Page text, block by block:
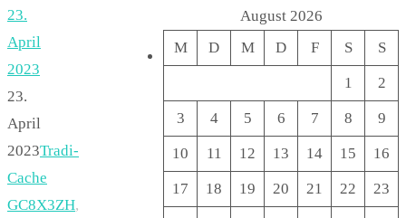
23.
April
2023
23.
April
2023Tradi-
Cache
GC8X3ZH,
August 2026
M
D M D F S S
1 2
3 4 5 6 7 8 9
10 11 12 13 14 15 16
17 18 19 20 21 22 23